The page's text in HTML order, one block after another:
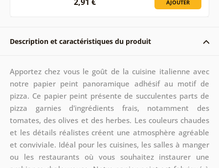
AJOUTER
Description et caractéristiques du produit
Apportez chez vous le goût de la cuisine italienne avec
notre papier peint panoramique adhésif au motif de
pizza. Ce papier peint présente de succulentes parts de
pizza garnies d'ingrédients frais, notamment des
tomates, des olives et des herbes. Les couleurs chaudes
et les détails réalistes créent une atmosphère agréable
et conviviale. Idéal pour les cuisines, les salles à manger
ou les restaurants où vous souhaitez instaurer une